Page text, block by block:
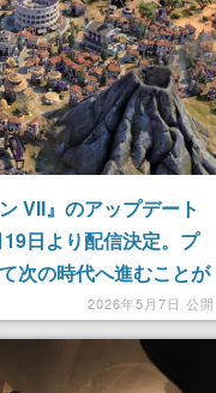
VII』のアップデート
日より配信決定。プ
次の時代へ進むことが
が収められるようなシ
2026年5月7日 公開